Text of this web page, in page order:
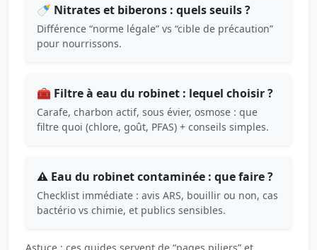
🍼 Nitrates et biberons : quels seuils ?
Différence “norme légale” vs “cible de précaution”
pour nourrissons.
🧰 Filtre à eau du robinet : lequel choisir ?
Carafe, charbon actif, sous évier, osmose : que
filtre quoi (chlore, goût, PFAS) + conseils simples.
⚠️ Eau du robinet contaminée : que faire ?
Checklist immédiate : avis ARS, bouillir ou non, cas
bactério vs chimie, et publics sensibles.